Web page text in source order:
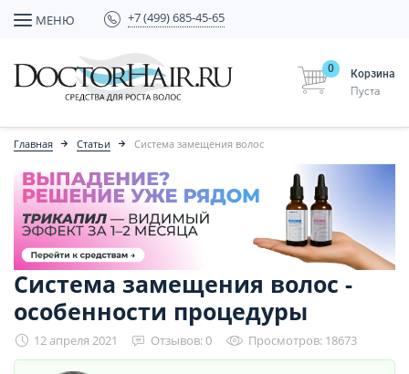
МЕНЮ +7 (499) 685-45-65
Корзина
0
Пуста
Главная Статьи Система замещения волос
Система замещения волос -
особенности процедуры
12 апреля 2021 Отзывов: 0 Просмотров: 18673